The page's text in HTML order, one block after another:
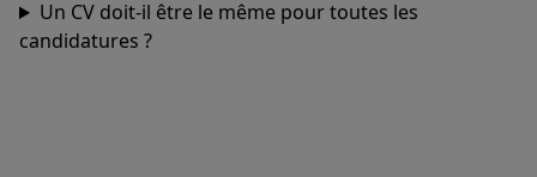
Un CV doit-il être le même pour toutes les
candidatures ?